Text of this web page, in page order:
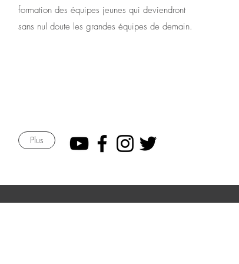
formation des équipes jeunes qui deviendront
sans nul doute les grandes équipes de demain.
Plus